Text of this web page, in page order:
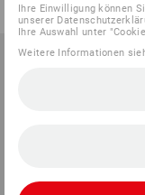
(m. MwSt.) ab 10 Stück
Ihre Einwilligung können
unserer
Ihre Auswahl unter
Weitere Informationen